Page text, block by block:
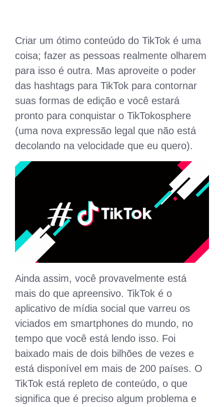
Criar um ótimo conteúdo do TikTok é uma
coisa; fazer as pessoas realmente olharem
para isso é outra. Mas aproveite o poder
das hashtags para TikTok para contornar
suas formas de edição e você estará
pronto para conquistar o TikTokosphere
(uma nova expressão legal que não está
decolando na velocidade que eu quero).
Ainda assim, você provavelmente está
mais do que apreensivo. TikTok é o
aplicativo de mídia social que varreu os
viciados em smartphones do mundo, no
tempo que você está lendo isso. Foi
baixado mais de dois bilhões de vezes e
está disponível em mais de 200 países. O
TikTok está repleto de conteúdo, o que
significa que é preciso algum problema e